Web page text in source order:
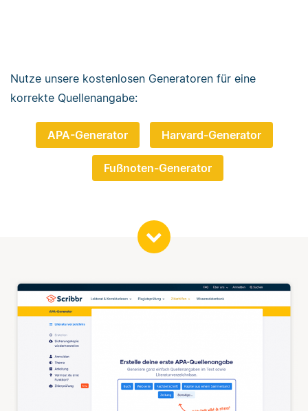
Nutze unsere kostenlosen Generatoren für eine
korrekte Quellenangabe:
APA-Generator Harvard-Generator
Fußnoten-Generator